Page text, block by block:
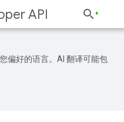
API
偏好的语言。AI 翻译可能包